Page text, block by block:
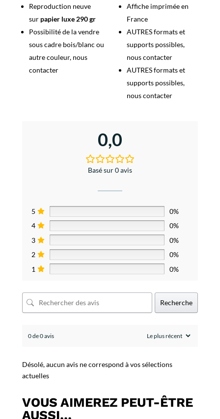
Reproduction neuve
sur papier luxe 290 gr
Possibilité de la vendre
sous cadre bois/blanc ou
autre couleur, nous
contacter
Affiche imprimée en
France
AUTRES formats et
supports possibles,
nous contacter
AUTRES formats et
supports possibles,
nous contacter
0,0
Basé sur 0 avis
5
0%
4
0%
3
0%
2
0%
1
0%
Recherche
0 de 0 avis
Désolé, aucun avis ne correspond à vos sélections
actuelles
VOUS AIMEREZ PEUT-ÊTRE
AUSSI…